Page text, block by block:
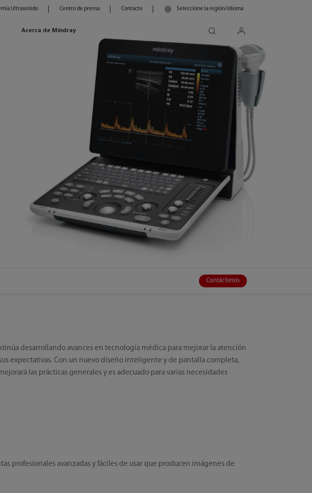
Acerca de Mindray
Ultrasonido Centro de prensa Contacto Seleccione la región/idioma
Contáctenos
desarrollando avances en tecnología médica para mejorar la atención
expectativas. Con un nuevo diseño inteligente y de pantalla completa,
las prácticas generales y es adecuado para varias necesidades
profesionales avanzadas y fáciles de usar que producen imágenes de